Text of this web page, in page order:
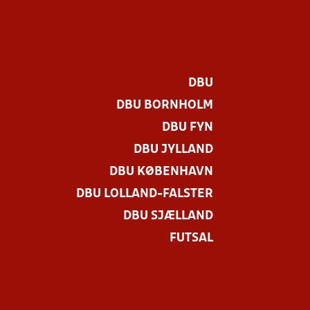
DBU
DBU BORNHOLM
DBU FYN
DBU JYLLAND
DBU KØBENHAVN
DBU LOLLAND-FALSTER
DBU SJÆLLAND
FUTSAL